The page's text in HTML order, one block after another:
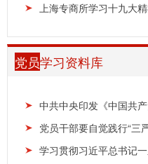
上海专商所学习十九大
党员学习资料库
中共中央印发《中国共
党员干部要自觉践行“三
学习贯彻习近平总书记